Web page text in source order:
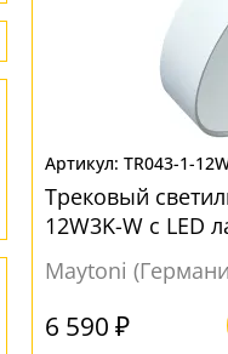
TR043-1-
Трековый
12W3K-W с LED
Maytoni
6 590 ₽